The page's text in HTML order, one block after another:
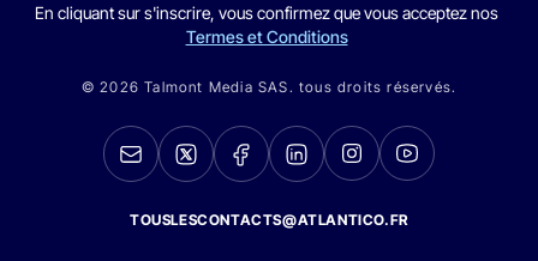
En cliquant sur s'inscrire, vous confirmez que vous acceptez nos
Termes et Conditions
© 2026 Talmont Media SAS. tous droits réservés.
TOUSLESCONTACTS@ATLANTICO.FR